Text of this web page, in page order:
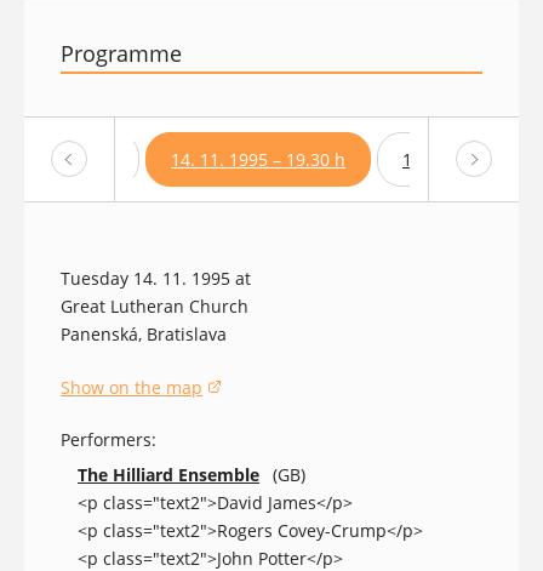
Programme
– 16.30 h 14. 11. 1995 – 19.30 h 15. 11. 1995 –
Tuesday 14. 11. 1995 at
Great Lutheran Church
Panenská, Bratislava
Show on the map
(opens in a new window)
Performers:
The Hilliard Ensemble (GB)
<p class="text2">David James</p>
<p class="text2">Rogers Covey-Crump</p>
<p class="text2">John Potter</p>